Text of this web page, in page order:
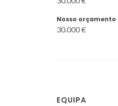
Nosso orçamento
30.000 €
EQUIPA